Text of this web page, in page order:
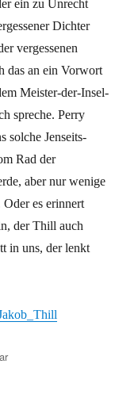
ein zu Unrecht
Dichter
vergessenen
das an ein Vorwort
Meister-der-Insel-
spreche. Perry
solche Jenseits-
Rad der
aber nur wenige
es erinnert
der Thill auch
in uns, der lenkt
zu